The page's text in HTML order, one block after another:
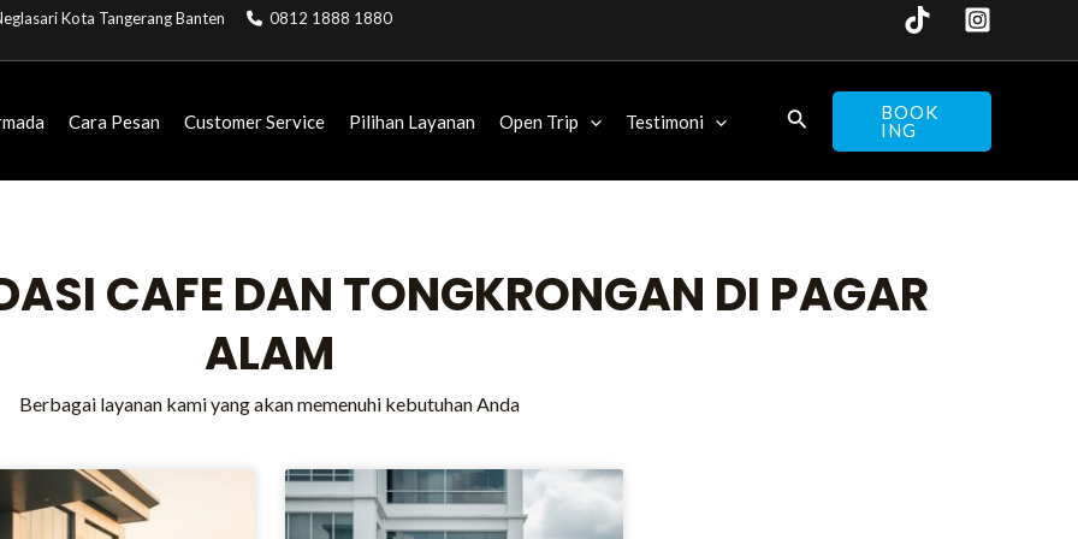
Kota Tangerang Banten 0812 1888 1880
Cara Pesan Customer Service Pilihan Layanan Open Trip Testimoni
BOOK
ING
CAFE DAN TONGKRONGAN DI PAGAR
ALAM
Berbagai layanan kami yang akan memenuhi kebutuhan Anda